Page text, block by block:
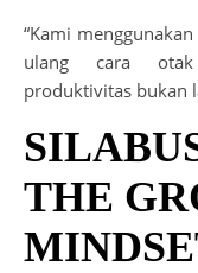
“Kami
ulang cara otak
produktivitas bukan
THE